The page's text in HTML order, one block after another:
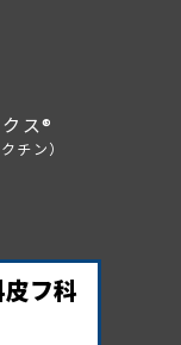
ス®
チン）
フ科